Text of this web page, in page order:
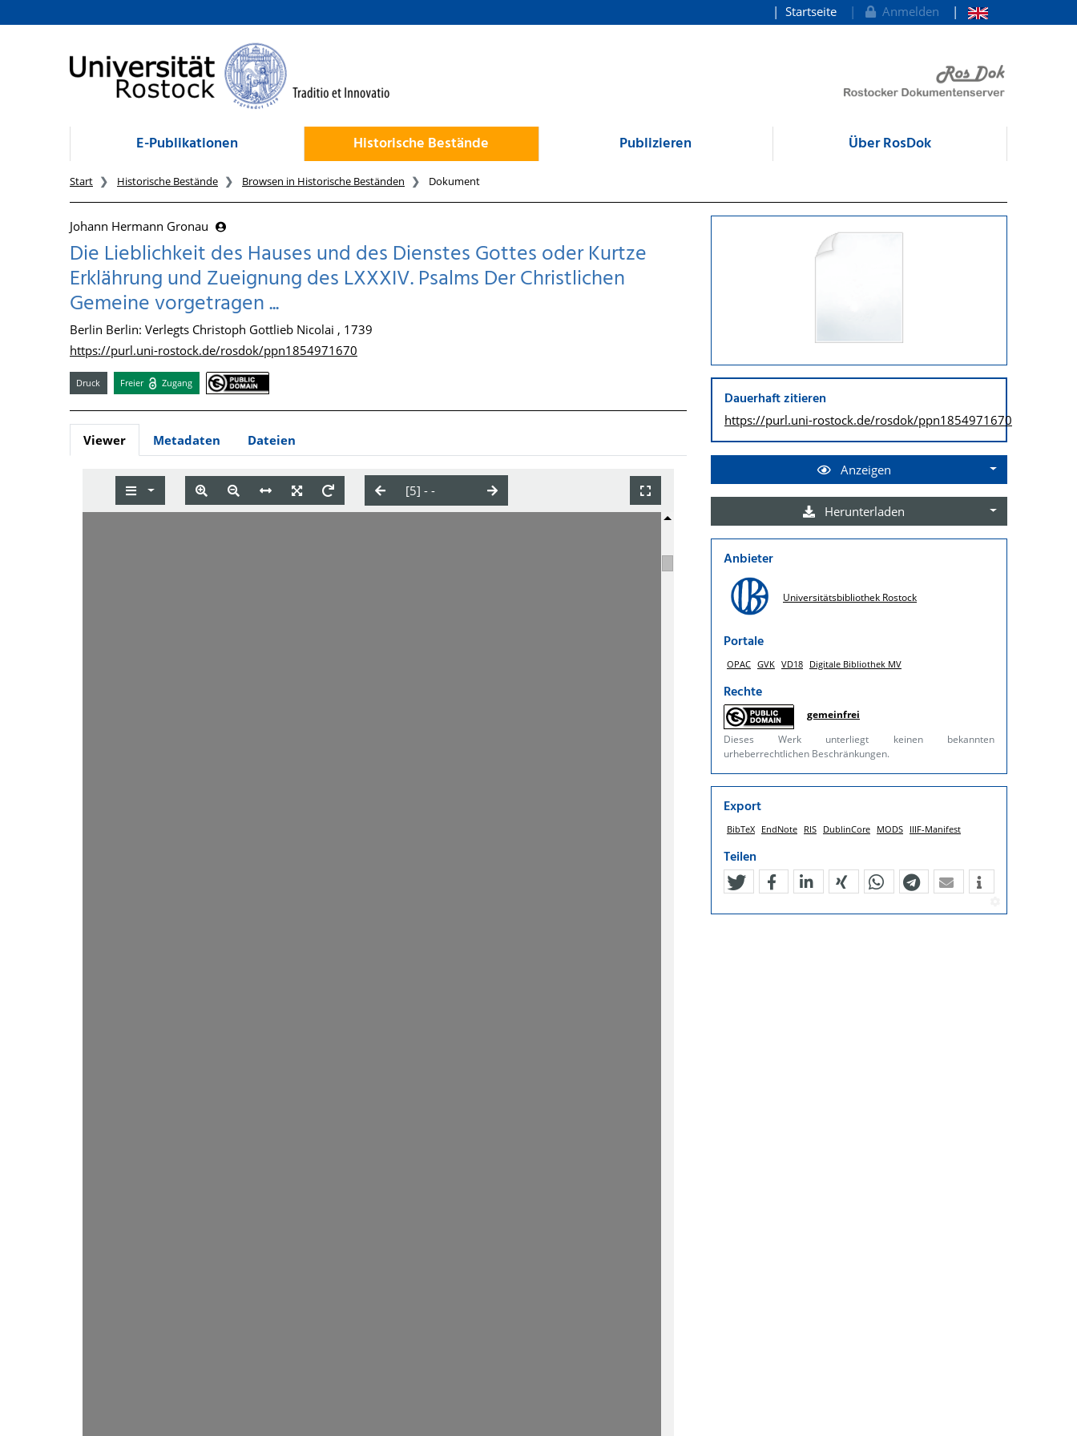
zum Inhalt
Startseite Anmelden
E-Publikationen Historische Bestände Publizieren Über RosDok
Start Historische Bestände Browsen in Historische Beständen Dokument
Johann Hermann Gronau
Die Lieblichkeit des Hauses und des Dienstes Gottes oder Kurtze
Erklährung und Zueignung des LXXXIV. Psalms Der Christlichen
Gemeine vorgetragen ...
Berlin Berlin: Verlegts Christoph Gottlieb Nicolai , 1739
https://purl.uni-rostock.de/rosdok/ppn1854971670
Druck Freier Zugang
Viewer Metadaten Dateien
Dauerhaft zitieren
https://purl.uni-rostock.de/rosdok/ppn1854971670
Anzeigen
Herunterladen
Anbieter
Universitätsbibliothek Rostock
Portale
OPAC GVK VD18 Digitale Bibliothek MV
Rechte
gemeinfrei
Dieses Werk unterliegt keinen bekannten
urheberrechtlichen Beschränkungen.
Export
BibTeX EndNote RIS DublinCore MODS IIIF-Manifest
Teilen